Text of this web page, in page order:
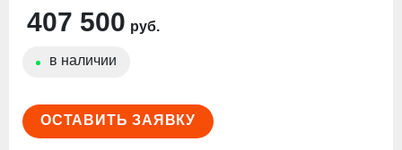
407 500 руб.
в наличии
ОСТАВИТЬ ЗАЯВКУ